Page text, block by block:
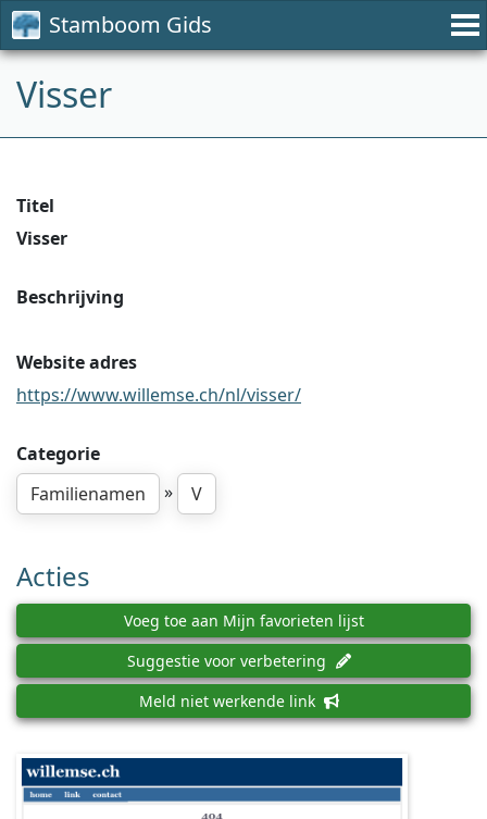
Stamboom Gids
Visser
Titel
Visser
Beschrijving
Website adres
https://www.willemse.ch/nl/visser/
Categorie
Familienamen
» V
Acties
Voeg toe aan Mijn favorieten lijst
Suggestie voor verbetering
Meld niet werkende link